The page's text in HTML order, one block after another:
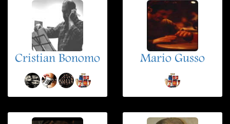
Cristian Bonomo Mario Gusso